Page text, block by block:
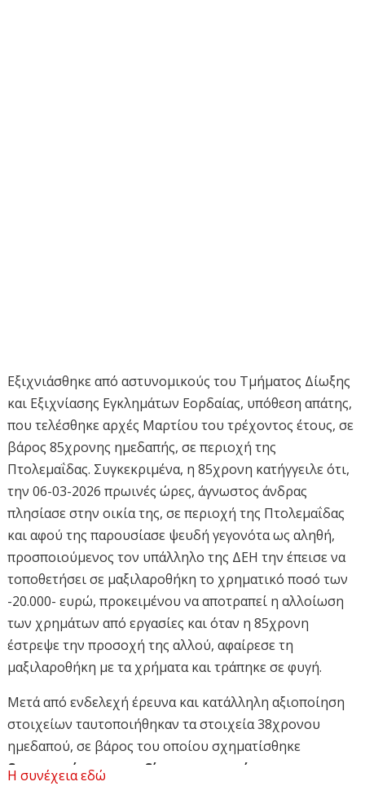
Εξιχνιάσθηκε από αστυνομικούς του Τμήματος Δίωξης
και Εξιχνίασης Εγκλημάτων Εορδαίας, υπόθεση απάτης,
που τελέσθηκε αρχές Μαρτίου του τρέχοντος έτους, σε
βάρος 85χρονης ημεδαπής, σε περιοχή της
Πτολεμαΐδας. Συγκεκριμένα, η 85χρονη κατήγγειλε ότι,
την 06-03-2026 πρωινές ώρες, άγνωστος άνδρας
πλησίασε στην οικία της, σε περιοχή της Πτολεμαΐδας
και αφού της παρουσίασε ψευδή γεγονότα ως αληθή,
προσποιούμενος τον υπάλληλο της ΔΕΗ την έπεισε να
τοποθετήσει σε μαξιλαροθήκη το χρηματικό ποσό των
-20.000- ευρώ, προκειμένου να αποτραπεί η αλλοίωση
των χρημάτων από εργασίες και όταν η 85χρονη
έστρεψε την προσοχή της αλλού, αφαίρεσε τη
μαξιλαροθήκη με τα χρήματα και τράπηκε σε φυγή.
Μετά από ενδελεχή έρευνα και κατάλληλη αξιοποίηση
στοιχείων ταυτοποιήθηκαν τα στοιχεία 38χρονου
ημεδαπού, σε βάρος του οποίου σχηματίσθηκε
δικογραφία για το αδίκημα της απάτης
Η συνέχεια εδώ